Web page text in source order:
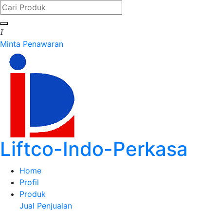

Minta Penawaran
Liftco-Indo-Perkasa
Home
Profil
Produk
Jual Penjualan